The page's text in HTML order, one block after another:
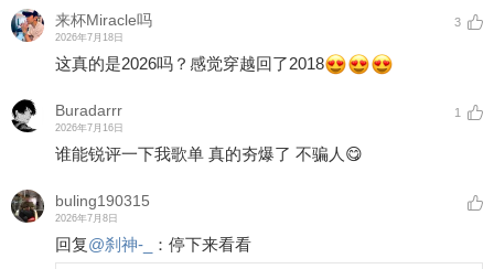
来杯Miracle吗
2026年7月18日
3
这真的是2026吗？感觉穿越回了2018
Buradarrr
2026年7月16日
1
谁能锐评一下我歌单 真的夯爆了 不骗人😋
buling190315
2026年7月8日
回复@刹神-_ ： 停下来看看